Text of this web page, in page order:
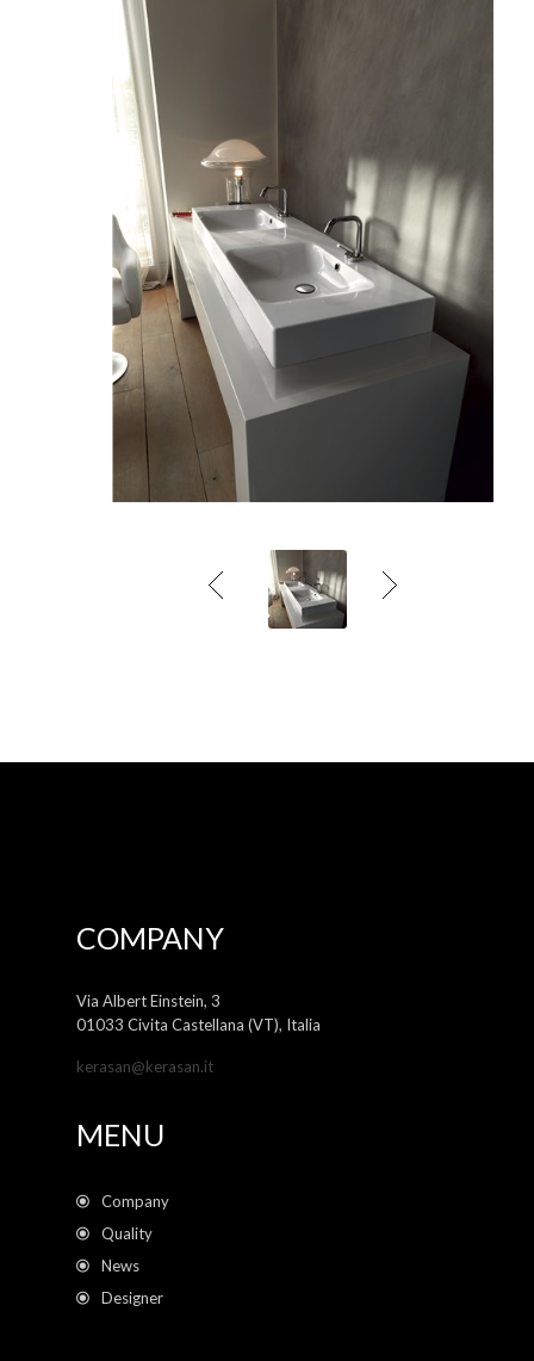
COMPANY
Via Albert Einstein, 3
01033 Civita Castellana (VT), Italia
kerasan@kerasan.it
MENU
Company
Quality
News
Designer